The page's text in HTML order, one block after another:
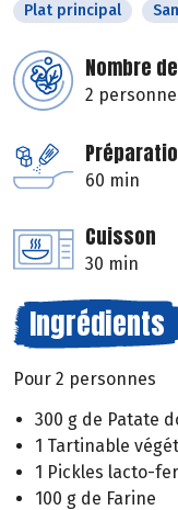
Plat principal
Nombre
2
60 min
Cuisson
30 min
Ingrédients
Pour 2 personnes
300 g de Patate
1 Tartinable
1 Pickles lacto-
100 g de Farine